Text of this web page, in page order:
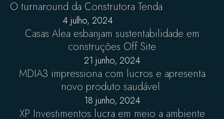
O turnaround da Construtora Tenda
4 julho, 2024
Casas Alea esbanjam sustentabilidade em
construções Off Site
21 junho, 2024
MDIA3 impressiona com lucros e apresenta
novo produto saudável
18 junho, 2024
XP Investimentos lucra em meio a ambiente